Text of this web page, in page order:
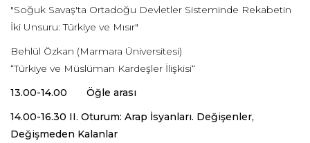
"Soğuk Savaş'ta Ortadoğu Devletler Sisteminde Rekabetin
İki Unsuru: Türkiye ve Mısır"
Behlül Özkan (Marmara Üniversitesi)
“Türkiye ve Müslüman Kardeşler İlişkisi“
13.00-14.00 Öğle arası
14.00-16.30 II. Oturum: Arap İsyanları. Değişenler,
Değişmeden Kalanlar